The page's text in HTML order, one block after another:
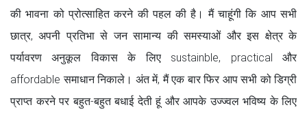
की भावना को प्रोत्साहित करने की पहल की है। मैं चाहूंगी कि आप सभी
छात्र, अपनी प्रतिभा से जन सामान्य की समस्याओं और इस क्षेत्र के
पर्यावरण अनुकूल विकास के लिए sustainble, practical और
affordable समाधान निकाले। अंत में, मैं एक बार फिर आप सभी को डिग्री
प्राप्त करने पर बहुत-बहुत बधाई देती हूं और आपके उज्ज्वल भविष्य के लिए